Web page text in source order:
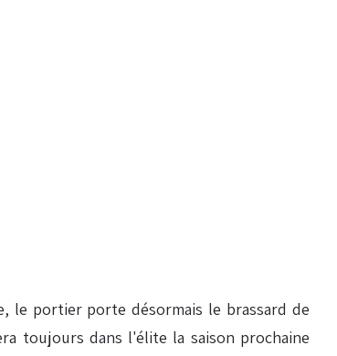
le portier porte désormais le brassard de
toujours dans l'élite la saison prochaine